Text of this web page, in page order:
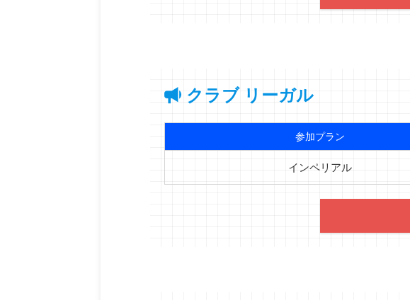
クラブ リーガル
参加プラン
インペリアル